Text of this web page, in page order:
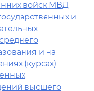
войск МВД
и
и на
(курсах)
высшего